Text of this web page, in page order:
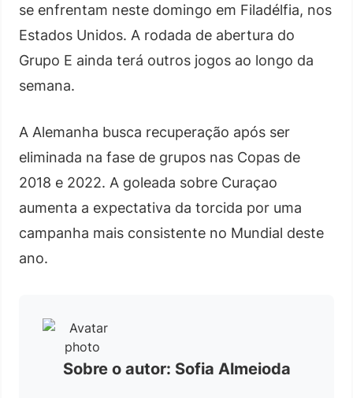
se enfrentam neste domingo em Filadélfia, nos
Estados Unidos. A rodada de abertura do
Grupo E ainda terá outros jogos ao longo da
semana.
A Alemanha busca recuperação após ser
eliminada na fase de grupos nas Copas de
2018 e 2022. A goleada sobre Curaçao
aumenta a expectativa da torcida por uma
campanha mais consistente no Mundial deste
ano.
Sobre o autor: Sofia Almeioda